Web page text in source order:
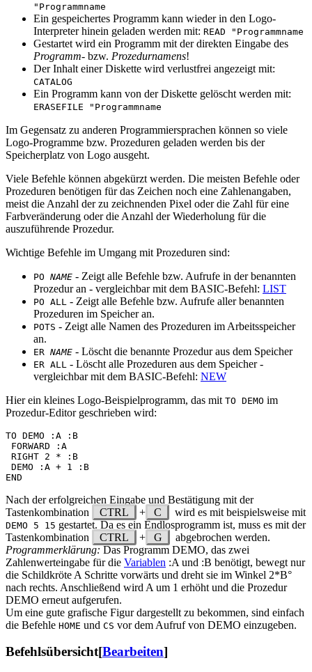
"Programmname
Ein gespeichertes Programm kann wieder in den Logo-
Interpreter hinein geladen werden mit: READ "Programmname
Gestartet wird ein Programm mit der direkten Eingabe des
Programm- bzw. Prozedurnamens!
Der Inhalt einer Diskette wird verlustfrei angezeigt mit:
CATALOG
Ein Programm kann von der Diskette gelöscht werden mit:
ERASEFILE "Programmname
Im Gegensatz zu anderen Programmiersprachen können so viele
Logo-Programme bzw. Prozeduren geladen werden bis der
Speicherplatz von Logo ausgeht.
Viele Befehle können abgekürzt werden. Die meisten Befehle oder
Prozeduren benötigen für das Zeichen noch eine Zahlenangaben,
meist die Anzahl der zu zeichnenden Pixel oder die Zahl für eine
Farbveränderung oder die Anzahl der Wiederholung für die
auszuführende Prozedur.
Wichtige Befehle im Umgang mit Prozeduren sind:
PO NAME - Zeigt alle Befehle bzw. Aufrufe in der benannten
Prozedur an - vergleichbar mit dem BASIC-Befehl: LIST
PO ALL - Zeigt alle Befehle bzw. Aufrufe aller benannten
Prozeduren im Speicher an.
POTS - Zeigt alle Namen des Prozeduren im Arbeitsspeicher
an.
ER NAME - Löscht die benannte Prozedur aus dem Speicher
ER ALL - Löscht alle Prozeduren aus dem Speicher -
vergleichbar mit dem BASIC-Befehl: NEW
Hier ein kleines Logo-Beispielprogramm, das mit TO DEMO im
Prozedur-Editor geschrieben wird:
TO DEMO :A :B
FORWARD :A
RIGHT 2 * :B
DEMO :A + 1 :B
Nach der erfolgreichen Eingabe und Bestätigung mit der
Tastenkombination
CTRL + C wird es mit beispielsweise mit
DEMO 5 15 gestartet. Da es ein Endlosprogramm ist, muss es mit der
Tastenkombination
CTRL + G
abgebrochen werden.
Programmerklärung: Das Programm DEMO, das zwei
Zahlenwerteingabe für die Variablen :A und :B benötigt, bewegt nur
die Schildkröte A Schritte vorwärts und dreht sie im Winkel 2*B°
nach rechts. Anschließend wird A um 1 erhöht und die Prozedur
DEMO erneut aufgerufen.
Um eine gute grafische Figur dargestellt zu bekommen, sind einfach
die Befehle HOME und CS vor dem Aufruf von DEMO einzugeben.
Befehlsübersicht[Bearbeiten]